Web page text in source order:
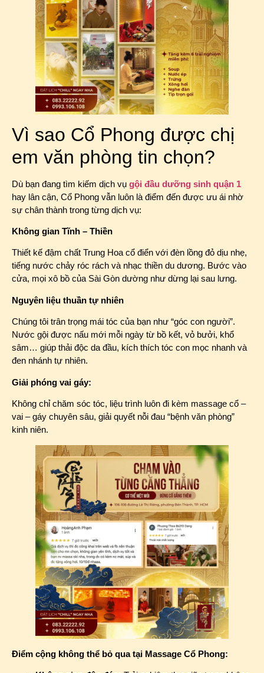
Vì sao Cổ Phong được chị
em văn phòng tin chọn?
Dù bạn đang tìm kiếm dịch vụ gội đầu dưỡng sinh quận 1
hay lân cận, Cổ Phong vẫn luôn là điểm đến được ưu ái nhờ
sự chân thành trong từng dịch vụ:
Không gian Tĩnh – Thiền
Thiết kế đậm chất Trung Hoa cổ điển với đèn lồng đỏ dịu nhẹ,
tiếng nước chảy róc rách và nhạc thiền du dương. Bước vào
cửa, mọi xô bồ của Sài Gòn dường như dừng lại sau lưng.
Nguyên liệu thuần tự nhiên
Chúng tôi trân trọng mái tóc của bạn như “góc con người”.
Nước gội được nấu mới mỗi ngày từ bồ kết, vỏ bưởi, khổ
sâm… giúp thải độc da đầu, kích thích tóc con mọc nhanh và
đen nhánh tự nhiên.
Giải phóng vai gáy:
Không chỉ chăm sóc tóc, liệu trình luôn đi kèm massage cổ –
vai – gáy chuyên sâu, giải quyết nỗi đau “bệnh văn phòng”
kinh niên.
Điểm cộng không thể bỏ qua tại Massage Cổ Phong: